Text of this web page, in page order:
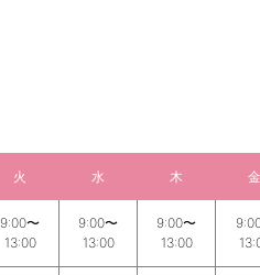
火 水 木 金
9:00〜
13:00
9:00〜
13:00
9:00〜
13:00